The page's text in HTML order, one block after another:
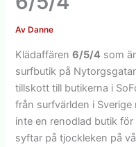
Av Danne
Klädaffären6/5/4 som
surfbutik på
tillskott till butikerna i
från surfvärlden i
inte en renodlad butik
syftar på tjockleken på